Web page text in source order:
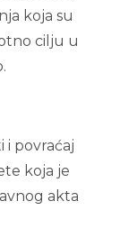
koja su
cilju u
i povraćaj
koja je
akta